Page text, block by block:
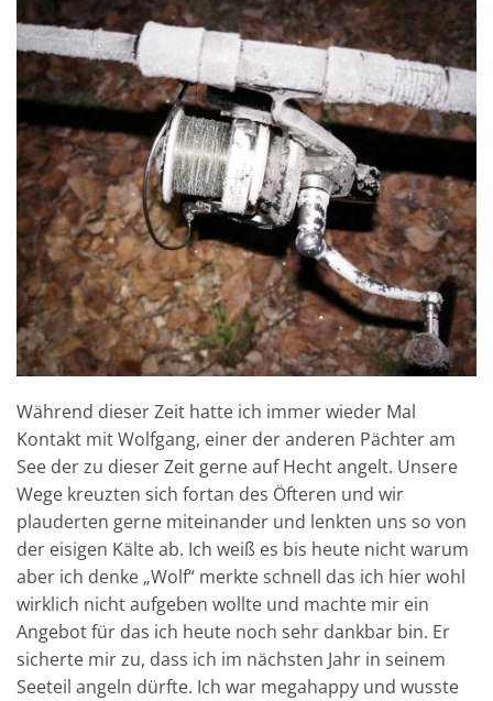
Während dieser Zeit hatte ich immer wieder Mal
Kontakt mit Wolfgang, einer der anderen Pächter am
See der zu dieser Zeit gerne auf Hecht angelt. Unsere
Wege kreuzten sich fortan des Öfteren und wir
plauderten gerne miteinander und lenkten uns so von
der eisigen Kälte ab. Ich weiß es bis heute nicht warum
aber ich denke „Wolf“ merkte schnell das ich hier wohl
wirklich nicht aufgeben wollte und machte mir ein
Angebot für das ich heute noch sehr dankbar bin. Er
sicherte mir zu, dass ich im nächsten Jahr in seinem
Seeteil angeln dürfte. Ich war megahappy und wusste